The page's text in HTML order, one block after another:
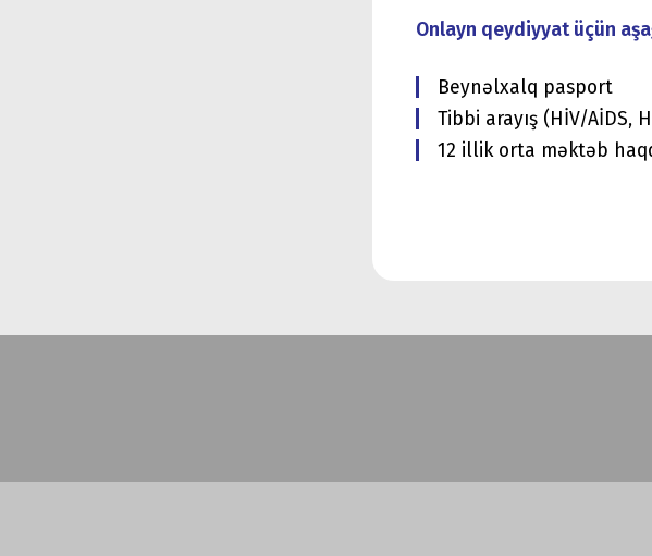
Onlayn qeydiyyat üçün
Beynəlxalq pasport
Tibbi arayış (HİV/AİDS,
12 illik orta məktəb